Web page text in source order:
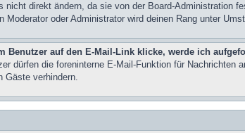
nicht direkt ändern, da sie von der Board-Administration
Moderator oder Administrator wird deinen Rang unter
Benutzer auf den E-Mail-Link klicke, werde ich
dürfen die foreninterne E-Mail-Funktion für
Gäste verhindern.